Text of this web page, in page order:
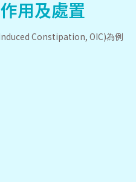
用及處置
Constipation, OIC)為例